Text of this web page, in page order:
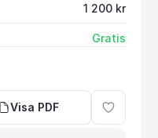
1 200 kr
Gratis
Visa PDF